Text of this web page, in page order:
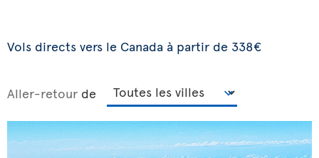
Vols directs vers le Canada à partir de 338€
Aller-retour de